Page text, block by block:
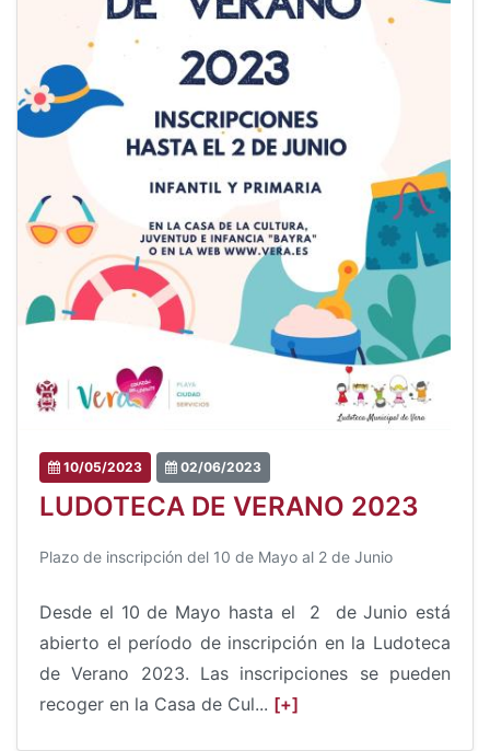
10/05/2023 02/06/2023
LUDOTECA DE VERANO 2023
Plazo de inscripción del 10 de Mayo al 2 de Junio
Desde el 10 de Mayo hasta el 2 de Junio está
abierto el período de inscripción en la Ludoteca
de Verano 2023. Las inscripciones se pueden
recoger en la Casa de Cul... [+]